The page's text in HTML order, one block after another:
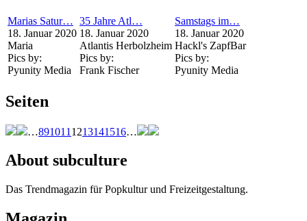
Marias Satur…
18. Januar 2020
Maria
Pics by:
Pyunity Media
35 Jahre Atl…
18. Januar 2020
Atlantis Herbolzheim
Pics by:
Frank Fischer
Samstags im…
18. Januar 2020
Hackl's ZapfBar
Pics by:
Pyunity Media
Seiten
…891011 1213141516…
About subculture
Das Trendmagazin für Popkultur und Freizeitgestaltung.